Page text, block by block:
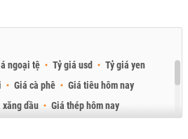
ngoại tệ Tỷ giá usd
Tỷ giá yen
Giá cà phê
Giá tiêu hôm nay
xăng dầu
Giá thép hôm nay